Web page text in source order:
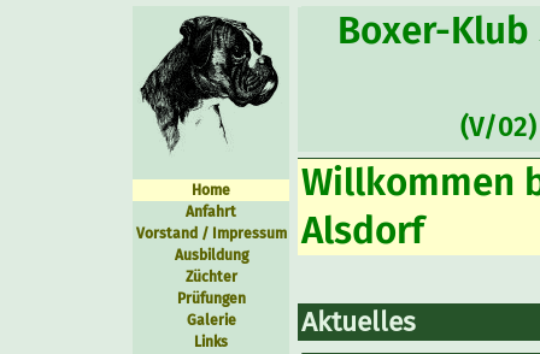
Home
Anfahrt
Vorstand / Impressum
Ausbildung
Züchter
Prüfungen
Galerie
Links
Boxer-Klub
(V/
Willkommen
Alsdorf
Aktuelles